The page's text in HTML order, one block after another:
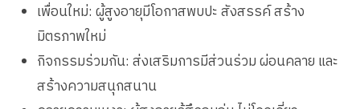
เพื่อนใหม่: ผู้สูงอายุมีโอกาสพบปะ สังสรรค์ สร้าง
มิตรภาพใหม่
กิจกรรมร่วมกัน: ส่งเสริมการมีส่วนร่วม ผ่อนคลาย และ
สร้างความสนุกสนาน